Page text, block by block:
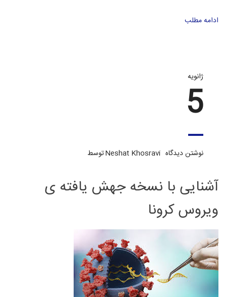
ادامه مطلب
ژانویه
5
توسطNeshat Khosravi نوشتن دیدگاه
آشنایی با نسخه جهش یافته ی
ویروس کرونا